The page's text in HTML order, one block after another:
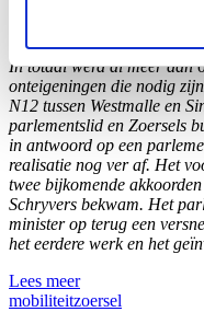
In totaal werd al meer dan
onteigeningen die nodig
N12 tussen Westmalle en
parlementslid en Zoersels
in antwoord op een
realisatie nog ver af. Het
twee bijkomende
Schryvers bekwam. Het
minister op terug een
het eerdere werk en het
Lees meer
mobiliteitzoersel